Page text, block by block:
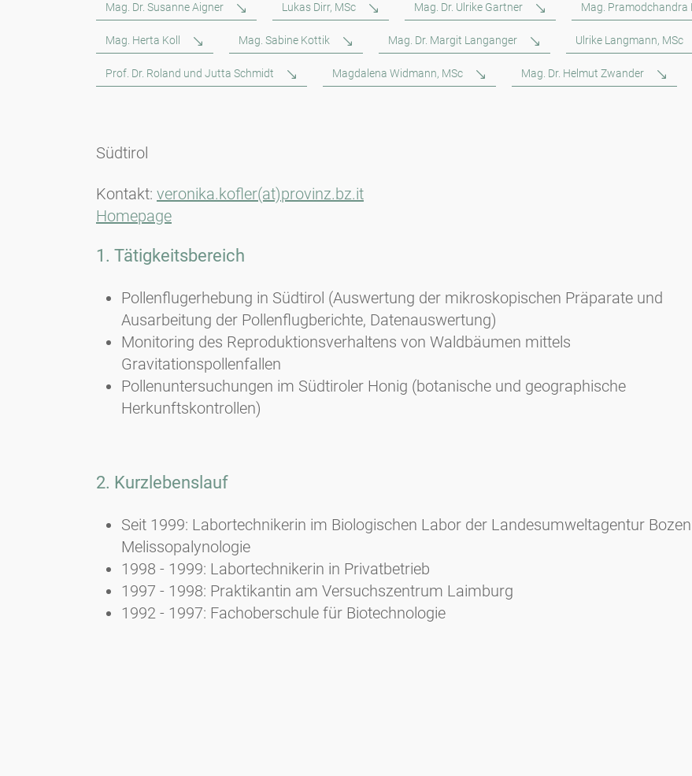
Mag. Dr. Susanne Aigner Lukas Dirr, MSc Mag. Dr. Ulrike Gartner Mag. Pramodchandra
Mag. Herta Koll Mag. Sabine Kottik Mag. Dr. Margit Langanger Ulrike Langmann, MSc
Prof. Dr. Roland und Jutta Schmidt Magdalena Widmann, MSc Mag. Dr. Helmut Zwander
Südtirol
Kontakt: veronika.kofler(at)provinz.bz.it
Homepage
1. Tätigkeitsbereich
Pollenflugerhebung in Südtirol (Auswertung der mikroskopischen Präparate und
Ausarbeitung der Pollenflugberichte, Datenauswertung)
Monitoring des Reproduktionsverhaltens von Waldbäumen mittels
Gravitationspollenfallen
Pollenuntersuchungen im Südtiroler Honig (botanische und geographische
Herkunftskontrollen)
2. Kurzlebenslauf
Seit 1999: Labortechnikerin im Biologischen Labor der Landesumweltagentur
Melissopalynologie
1998 - 1999: Labortechnikerin in Privatbetrieb
1997 - 1998: Praktikantin am Versuchszentrum Laimburg
1992 - 1997: Fachoberschule für Biotechnologie